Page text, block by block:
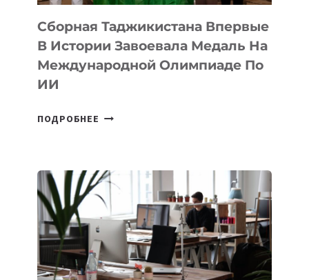
Сборная Таджикистана Впервые
В Истории Завоевала Медаль На
Международной Олимпиаде По
ИИ
ПОДРОБНЕЕ СБОРНАЯ
ИСТОРИИ
ЗАВОЕВАЛА
МЕДАЛЬ
НА
МЕЖДУНАРОДНОЙ
ОЛИМПИАДЕ